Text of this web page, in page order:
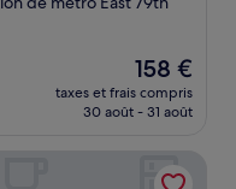
Le
nouveau
prix
de
158 €
158 €
taxes et frais compris
30 août - 31 août